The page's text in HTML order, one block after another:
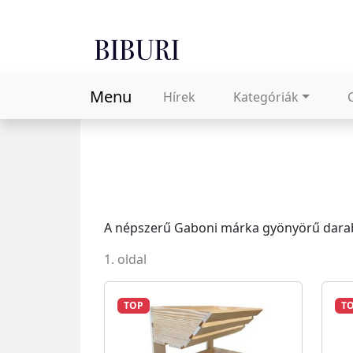
Menu Hírek Kategóriák
A népszerű Gaboni márka gyönyörű
1. oldal
TOP